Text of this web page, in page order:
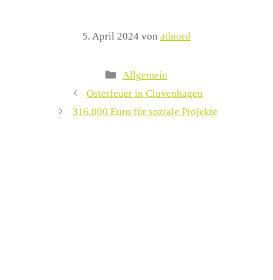
5. April 2024 von adnord
Kategorien
Allgemein
Osterfeuer in Cluvenhagen
316.000 Euro für soziale Projekte